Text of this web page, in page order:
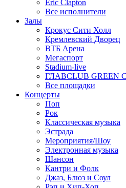
Eric Clapton
Все исполнители
Залы
Крокус Сити Холл
Кремлевский Дворец
ВТБ Арена
Мегаспорт
Stadium-live
ГЛАВCLUB GREEN
Все площадки
Концерты
Поп
Рок
Классическая музыка
Эстрада
Мероприятия/Шоу
Электронная музыка
Шансон
Кантри и Фолк
Джаз, Блюз и Соул